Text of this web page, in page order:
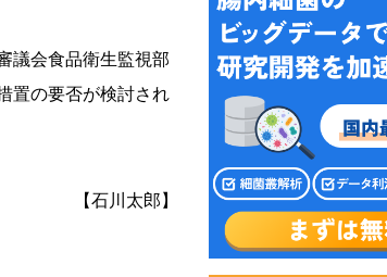
議会食品衛生監視部
置の要否が検討され
【石川太郎】